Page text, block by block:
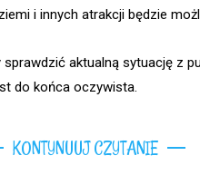
i innych atrakcji będzie
aktualną sytuację z
do końca oczywista.
KONTYNUUJ CZYTANIE